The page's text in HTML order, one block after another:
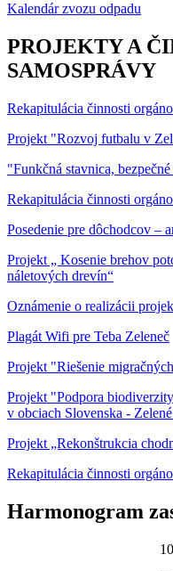
Kalendár zvozu odpadu
PROJEKTY A
SAMOSPRÁVY
Rekapitulácia činnosti
Projekt "Rozvoj futbalu v
"Funkčná stavnica,
Rekapitulácia činnosti
Posedenie pre dôchodcov –
Projekt „ Kosenie brehov
náletových drevín“
Oznámenie o realizácii
Plagát Wifi pre Teba Zeleneč
Projekt "Riešenie
Projekt "Podpora
v obciach Slovenska -
Projekt „Rekonštrukcia
Rekapitulácia činnosti
Harmonogram